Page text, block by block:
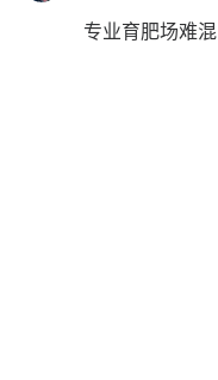
专业育肥场难混